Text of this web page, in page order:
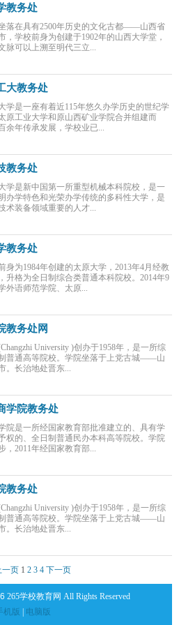
教务处
落在具有2500年历史的文化古都——山西省
，学校前身为创建于1902年的山西大学堂，
脉可以上溯至明代三立...
大教务处
学是一座有着近115年悠久办学历史的世纪学
原工业大学和原山西矿业学院合并组建而
余年传承发展，学校业已...
教务处
学是新中国第一所重型机械本科院校，是一
办学特色和光荣办学传统的多科性大学，是
术装备领域重要的人才...
教务处
身为1984年创建的太原大学，2013年4月经教
升格为全日制综合类普通本科院校。2014年9
外语师范学院、太原...
教务处网
University )创办于1958年，是一所综
普通高等院校。学院坐落于上党古城——山
。长治地处晋东...
学院教务处
院是一所经国家教育部批准建立的、具有学
权的、全日制普通民办本科高等院校。学院
，2011年经国家教育部...
教务处
University )创办于1958年，是一所综
普通高等院校。学院坐落于上党古城——山
。长治地处晋东...
一页 1 2 3 4 下一页
265学校教育网 All Rights Reserved
机版
电脑版